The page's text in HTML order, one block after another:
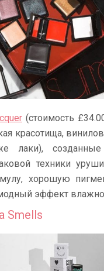
(стоимость
красотища,
лаки),
техники
хорошую
эффект
Smells